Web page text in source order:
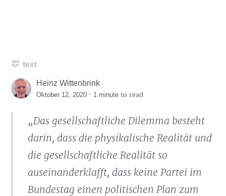
text
Heinz Wittenbrink
Oktober 12, 2020 · 1 minute to read
„Das gesellschaftliche Dilemma besteht
darin, dass die physikalische Realität und
die gesellschaftliche Realität so
auseinanderklafft, dass keine Partei im
Bundestag einen politischen Plan zum